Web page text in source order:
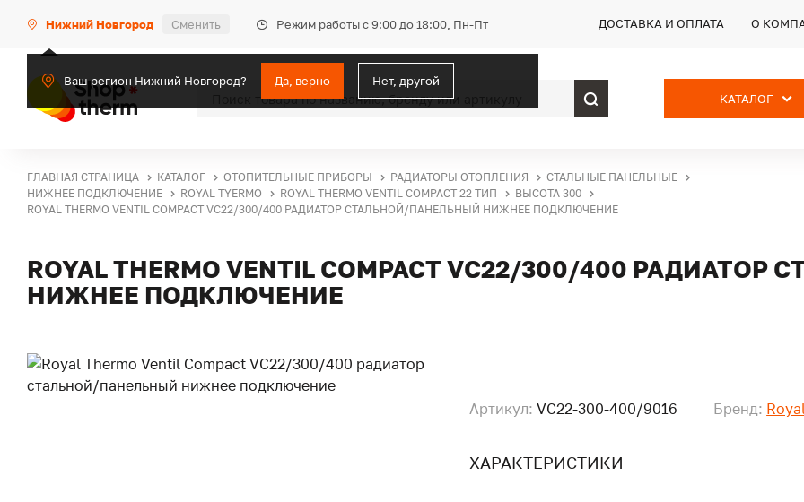
Нижний Новгород Сменить Режим работы с 9:00 до 18:00, Пн-Пт
Ваш регион Нижний Новгород? Да, верно Нет, другой
ДОСТАВКА И ОПЛАТА О
КАТАЛОГ
ГЛАВНАЯ СТРАНИЦА КАТАЛОГ ОТОПИТЕЛЬНЫЕ ПРИБОРЫ РАДИАТОРЫ ОТОПЛЕНИЯ
СТАЛЬНЫЕ ПАНЕЛЬНЫЕ
НИЖНЕЕ ПОДКЛЮЧЕНИЕ
ROYAL TYERMO ROYAL THERMO VENTIL COMPACT 22 ТИП
ВЫСОТА 300
ROYAL THERMO VENTIL COMPACT VC22/300/400 РАДИАТОР СТАЛЬНОЙ/ПАНЕЛЬНЫЙ НИЖНЕЕ ПОДКЛЮЧЕНИЕ
ROYAL THERMO VENTIL COMPACT VC22/300/400
НИЖНЕЕ ПОДКЛЮЧЕНИЕ
Артикул: VC22-300-400/9016 Бренд:
ХАРАКТЕРИСТИКИ